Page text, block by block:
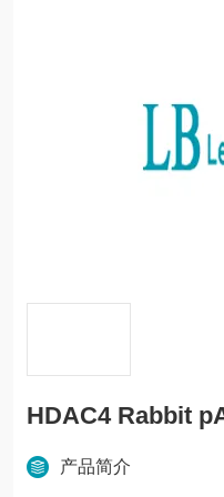
HDAC4 Rabbit
产品简介